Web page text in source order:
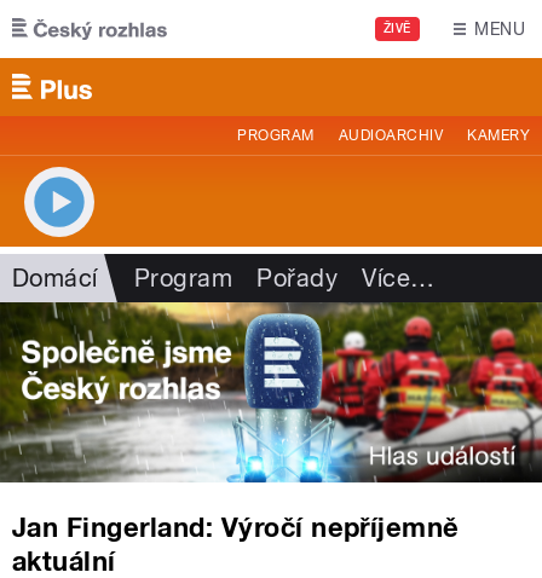
Přejít k hlavnímu obsahu
ŽIVĚ MENU
PROGRAM AUDIOARCHIV KAMERY
Domácí Program Pořady Více…
Jan Fingerland: Výročí nepříjemně
aktuální